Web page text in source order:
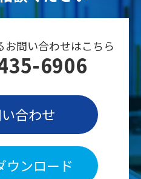
問い合わせはこちら
6906
合わせ
ウンロード